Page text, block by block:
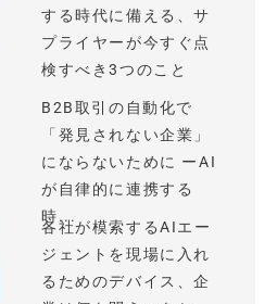
する時代に備える、サ
プライヤーが今すぐ点
検すべき3つのこと
B2B取引の自動化で
「発見されない企業」
にならないために ーAI
が自律的に連携する
時...
各社が模索するAIエー
ジェントを現場に入れ
るためのデバイス、企